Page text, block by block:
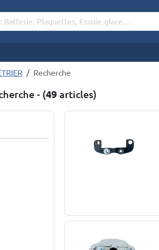
Recherche
- (49 articles)